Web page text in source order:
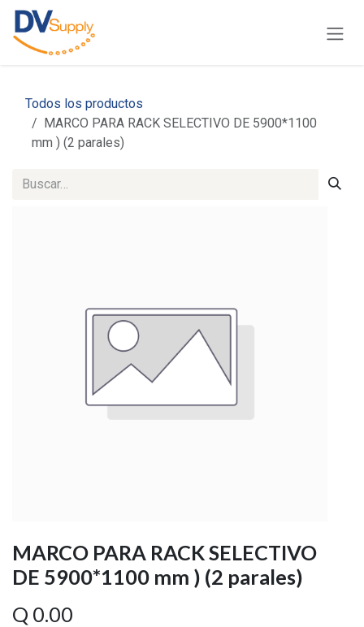
Ir al contenido
Todos los productos
MARCO PARA RACK SELECTIVO DE 5900*1100
mm ) (2 parales)
MARCO PARA RACK SELECTIVO
DE 5900*1100 mm ) (2 parales)
Q 0.00